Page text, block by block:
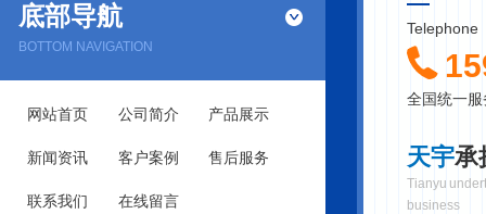
底部导航
BOTTOM NAVIGATION
网站首页 公司简介 产品展示
新闻资讯 客户案例 售后服务
联系我们 在线留言
Telephone
全国统一
天宇承
Tianyu
business